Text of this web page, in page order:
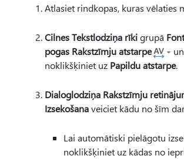
Atlasiet rindkopas, kuras vēlaties
Cilnes Tekstlodziņa rīkigrupā
pogas Rakstzīmju atstarpe
noklikšķiniet uz Papildu atstarpe.
Dialoglodziņa Rakstzīmju
Izsekošanaveiciet kādu no šīm
Lai automātiski pielāgotu
noklikšķiniet uz kādas no